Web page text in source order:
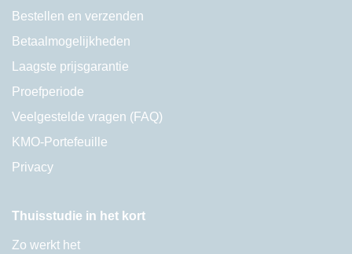
Bestellen en verzenden
Betaalmogelijkheden
Laagste prijsgarantie
Proefperiode
Veelgestelde vragen (FAQ)
KMO-Portefeuille
Privacy
Thuisstudie in het kort
Zo werkt het